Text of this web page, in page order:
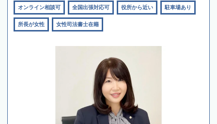
オンライン相談可 全国出張対応可 役所から近い 駐車場あり
所長が女性 女性司法書士在籍